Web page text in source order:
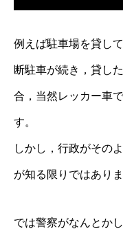
例えば駐車場を貸し
断駐車が続き，貸し
合，当然レッカー車
す。
しかし，行政がその
が知る限りではありま
では警察がなんとか